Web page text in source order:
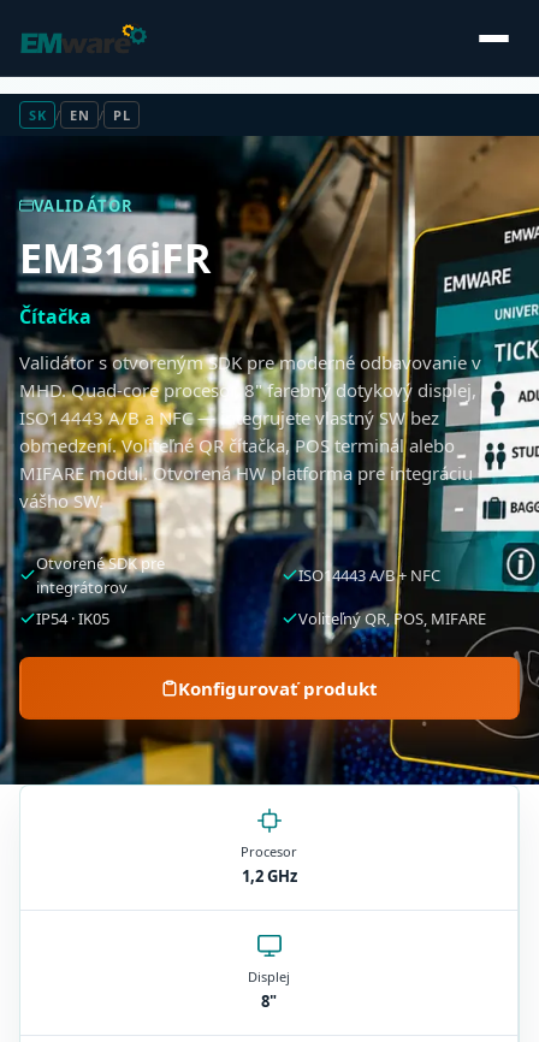
SK / EN / PL
VALIDÁTOR
EM316iFR
Čítačka
Validátor s otvoreným SDK pre moderné odbavovanie v
MHD. Quad-core procesor, 8" farebný dotykový displej,
ISO14443 A/B a NFC — integrujete vlastný SW bez
obmedzení. Voliteľné QR čítačka, POS terminál alebo
MIFARE modul. Otvorená HW platforma pre integráciu
vášho SW.
Otvorené SDK pre
integrátorov
ISO14443 A/B + NFC
IP54 · IK05
Voliteľný QR, POS, MIFARE
Konfigurovať produkt
Procesor
1,2 GHz
Displej
8"